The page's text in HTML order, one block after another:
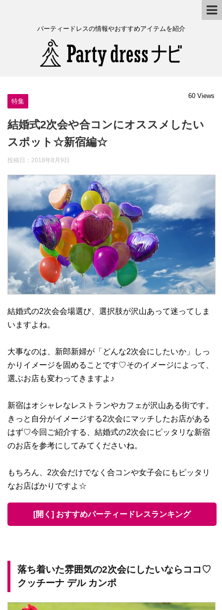
パーティードレスの情報やおすすめアイテムを紹介
特集
60 Views
結婚式2次会や合コンにオススメしたい
スポット☆新宿編☆
投稿日： 2018年8月9日
結婚式の2次会会場選び、選択肢が沢山あって迷ってしま
いますよね。
大事なのは、新郎新婦が「どんな2次会にしたいか」しっ
かりイメージを固めることです♡そのイメージによって、
選ぶお店も変わってきますよ♪
新宿はオシャレなレストランやカフェが沢山ある街です。
きっと自分がイメージする2次会にマッチしたお店がある
はず♡今回ご紹介する、結婚式の2次会にピッタリな新宿
のお店を参考にしてみてくださいね。
もちろん、2次会だけでなく合コンや女子会にもピッタリ
なお店ばかりですよ☆
[開く] おすすめパーティードレスランキング
落ち着いた雰囲気の2次会にしたいならココ♡
クッチーナ デル カンポ